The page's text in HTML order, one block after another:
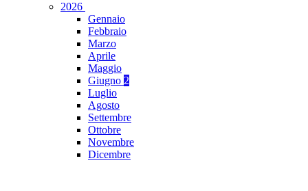
2026
Gennaio
Febbraio
Marzo
Aprile
Maggio
Giugno 2
Luglio
Agosto
Settembre
Ottobre
Novembre
Dicembre